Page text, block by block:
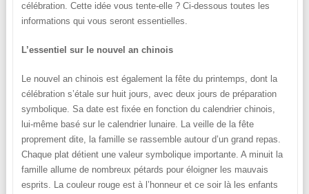
célébration. Cette idée vous tente-elle ? Ci-dessous toutes les
informations qui vous seront essentielles.
L’essentiel sur le nouvel an chinois
Le nouvel an chinois est également la fête du printemps, dont la
célébration s’étale sur huit jours, avec deux jours de préparation
symbolique. Sa date est fixée en fonction du calendrier chinois,
lui-même basé sur le calendrier lunaire. La veille de la fête
proprement dite, la famille se rassemble autour d’un grand repas.
Chaque plat détient une valeur symbolique importante. A minuit la
famille allume de nombreux pétards pour éloigner les mauvais
esprits. La couleur rouge est à l’honneur et ce soir là les enfants